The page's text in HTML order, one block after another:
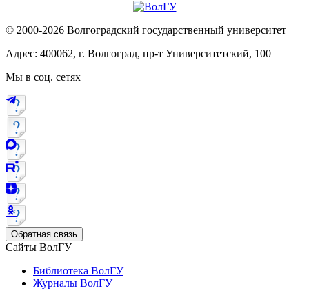
© 2000-2026 Волгоградский государственный университет
Адрес: 400062, г. Волгоград, пр-т Университетский, 100
Мы в соц. сетях
Обратная связь
Сайты ВолГУ
Библиотека ВолГУ
Журналы ВолГУ